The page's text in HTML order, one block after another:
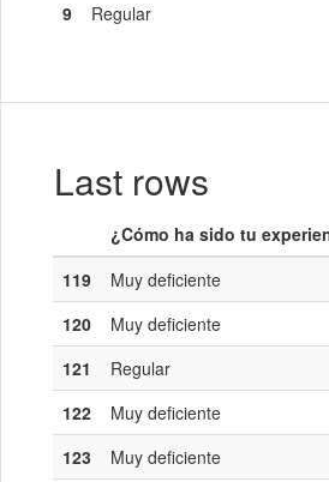
9
Regular
Last rows
¿Cómo ha sido tu
119
Muy deficiente
120
Muy deficiente
121
Regular
122
Muy deficiente
123
Muy deficiente